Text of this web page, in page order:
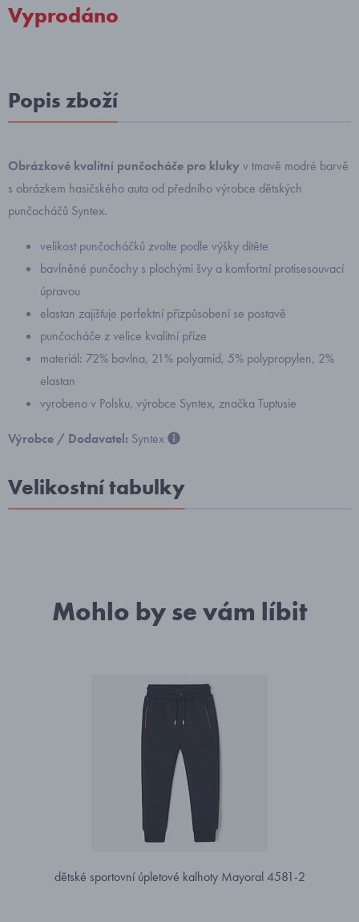
Vyprodáno
Popis zboží
Obrázkové kvalitní punčocháče pro kluky v tmavě modré barvě
s obrázkem hasičského auta od předního výrobce dětských
punčocháčů Syntex.
velikost punčocháčků zvolte podle výšky dítěte
bavlněné punčochy s plochými švy a komfortní protisesouvací
úpravou
elastan zajišťuje perfektní přizpůsobení se postavě
punčocháče z velice kvalitní příze
materiál: 72% bavlna, 21% polyamid, 5% polypropylen, 2%
elastan
vyrobeno v Polsku, výrobce Syntex, značka Tuptusie
Výrobce / Dodavatel: Syntex
Velikostní tabulky
Mohlo by se vám líbit
dětské sportovní úpletové kalhoty Mayoral 4581-2